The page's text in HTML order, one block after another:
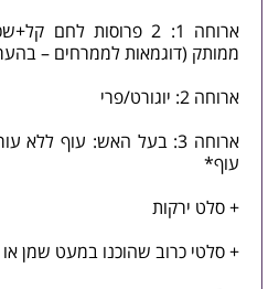
ארוחה 1: 2 פרוסות
ממותק (דוגמאות לממרחים –
ארוחה 2: יוגורט/פרי
ארוחה 3: בעל האש: עוף
עוף*
+ סלט ירקות
+ סלטי כרוב שהוכנו במעט שמן או